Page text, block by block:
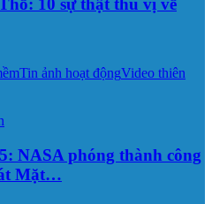
Tin ảnh hoạt độngVideo thiên
NASA phóng thành công
Mặt…